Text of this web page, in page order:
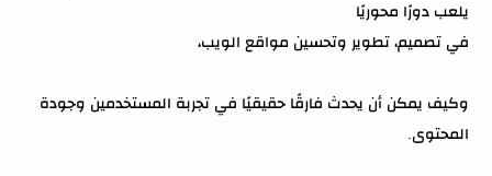
يلعب دورًا محوريًا
في تصميم، تطوير وتحسين مواقع الويب،
وكيف يمكن أن يحدث فارقًا حقيقيًا في تجربة المستخدمين وجودة
المحتوى.